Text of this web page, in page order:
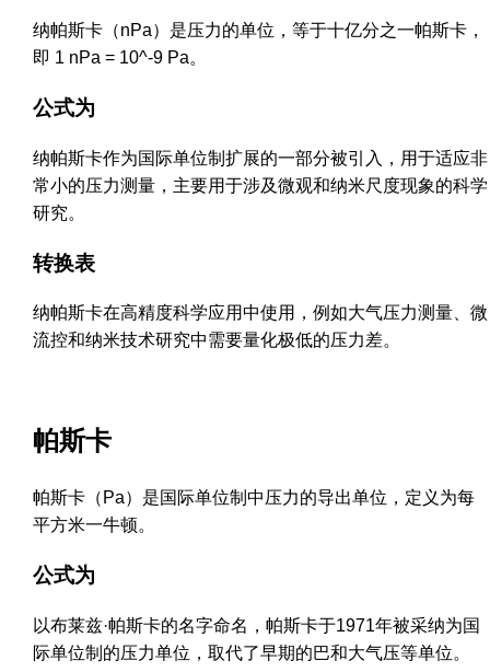
纳帕斯卡（nPa）是压力的单位，等于十亿分之一帕斯卡，
即 1 nPa = 10^-9 Pa。
公式为
纳帕斯卡作为国际单位制扩展的一部分被引入，用于适应非
常小的压力测量，主要用于涉及微观和纳米尺度现象的科学
研究。
转换表
纳帕斯卡在高精度科学应用中使用，例如大气压力测量、微
流控和纳米技术研究中需要量化极低的压力差。
帕斯卡
帕斯卡（Pa）是国际单位制中压力的导出单位，定义为每
平方米一牛顿。
公式为
以布莱兹·帕斯卡的名字命名，帕斯卡于1971年被采纳为国
际单位制的压力单位，取代了早期的巴和大气压等单位。